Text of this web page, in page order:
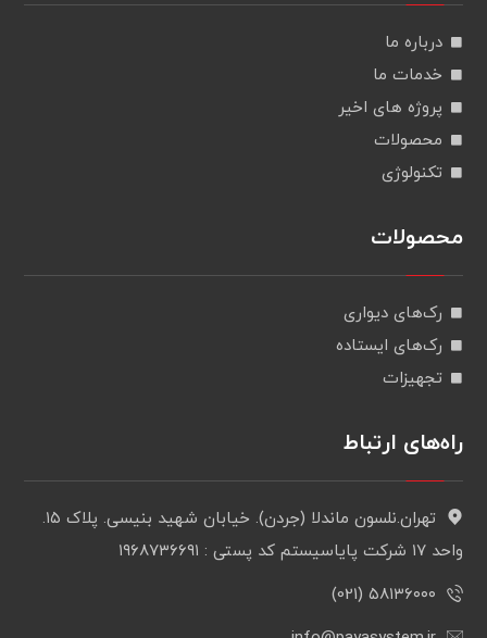
درباره ما
خدمات ما
پروژه های اخیر
محصولات
تکنولوژی
محصولات
رک‌های دیواری
رک‌های ایستاده
تجهیزات
راه‌های ارتباط
تهران.نلسون ماندلا (جردن). خیابان شهید بنیسی. پلاک ۱۵.
واحد ۱۷ شرکت پایاسیستم کد پستی : ۱۹۶۸۷۳۶۶۹۱
۵۸۱۳۶۰۰۰ (021)